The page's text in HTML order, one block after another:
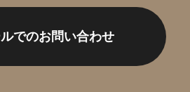
でのお問い合わせ